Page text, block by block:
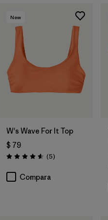
New
W's Wave For It Top
$ 79
Valoración: 4.6 / 5
(5Comentarios
)
Compara